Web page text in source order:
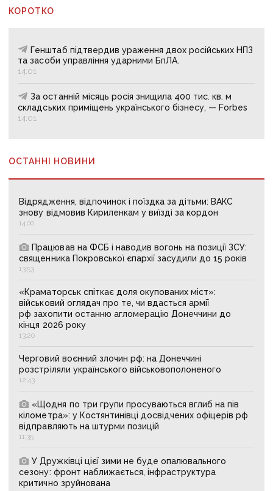
КОРОТКО
Генштаб підтвердив ураження двох російських НПЗ
та засоби управління ударними БпЛА.
14:01
За останній місяць росія знищила 400 тис. кв. м
складських приміщень українського бізнесу, — Forbes
14:01
ОСТАННІ НОВИНИ
Відрядження, відпочинок і поїздка за дітьми: ВАКС
знову відмовив Кириленкам у виїзді за кордон
14:00
Працював на ФСБ і наводив вогонь на позиції ЗСУ:
священника Покровської єпархії засудили до 15 років
13:53
«Краматорськ спіткає доля окупованих міст»:
військовий оглядач про те, чи вдасться армії
рф захопити останню агломерацію Донеччини до
кінця 2026 року
13:20
Черговий воєнний злочин рф: на Донеччині
розстріляли українського військовополоненого
12:43
«Щодня по три групи просуваються вглиб на пів
кілометра»: у Костянтинівці досвідчених офіцерів рф
відправляють на штурми позицій
11:35
У Дружківці цієї зими не буде опалювального
сезону: фронт наближається, інфраструктура
критично зруйнована